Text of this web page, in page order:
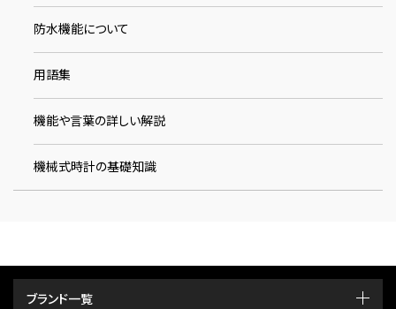
防水機能について
用語集
機能や言葉の詳しい解説
機械式時計の基礎知識
ブランド一覧